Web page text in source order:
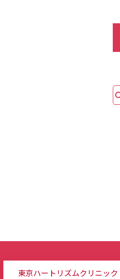
東京ハートリズムクリニック